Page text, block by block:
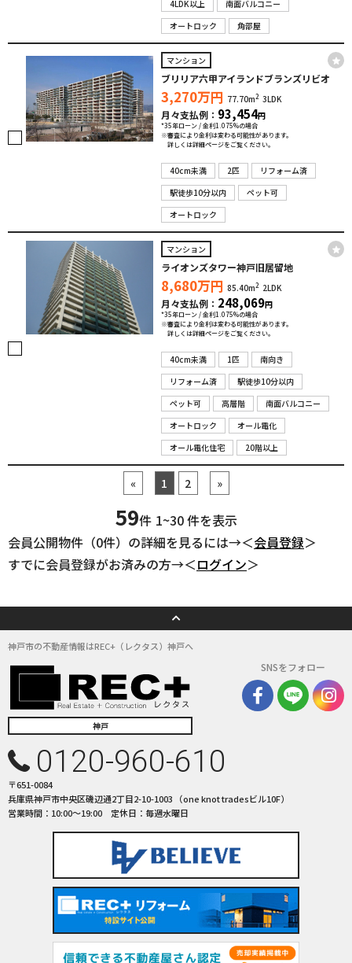
4LDK以上
南面バルコニー
オートロック
角部屋
マンション
ブリリア六甲アイランドブランズリビオ
3,270万円 77.70m2 3LDK
月々支払例： 93,454円
*35年ローン / 金利1.075%の場合
※審査により金利は変わる可能性があります。
詳しくは詳細ページをご覧ください。
40cm未満 2匹
リフォーム済
駅徒歩10分以内
ペット可
オートロック
マンション
ライオンズタワー神戸旧居留地
8,680万円 85.40m2 2LDK
月々支払例： 248,069円
*35年ローン / 金利1.075%の場合
※審査により金利は変わる可能性があります。
詳しくは詳細ページをご覧ください。
40cm未満 1匹
南向き
リフォーム済
駅徒歩10分以内
ペット可
高層階
南面バルコニー
オートロック
オール電化
オール電化住宅
20階以上
« 1 2 »
59件 1~30 件を表示
会員公開物件（0件）の詳細を見るには→＜会員登録＞
すでに会員登録がお済みの方→＜ログイン＞
神戸市の不動産情報はREC+（レクタス）神戸へ
神戸
SNSをフォロー
0120-960-610
〒651-0084
兵庫県神戸市中央区磯辺通2丁目2-10-1003 （one knot tradesビル10F）
営業時間：10:00〜19:00 定休日：毎週水曜日